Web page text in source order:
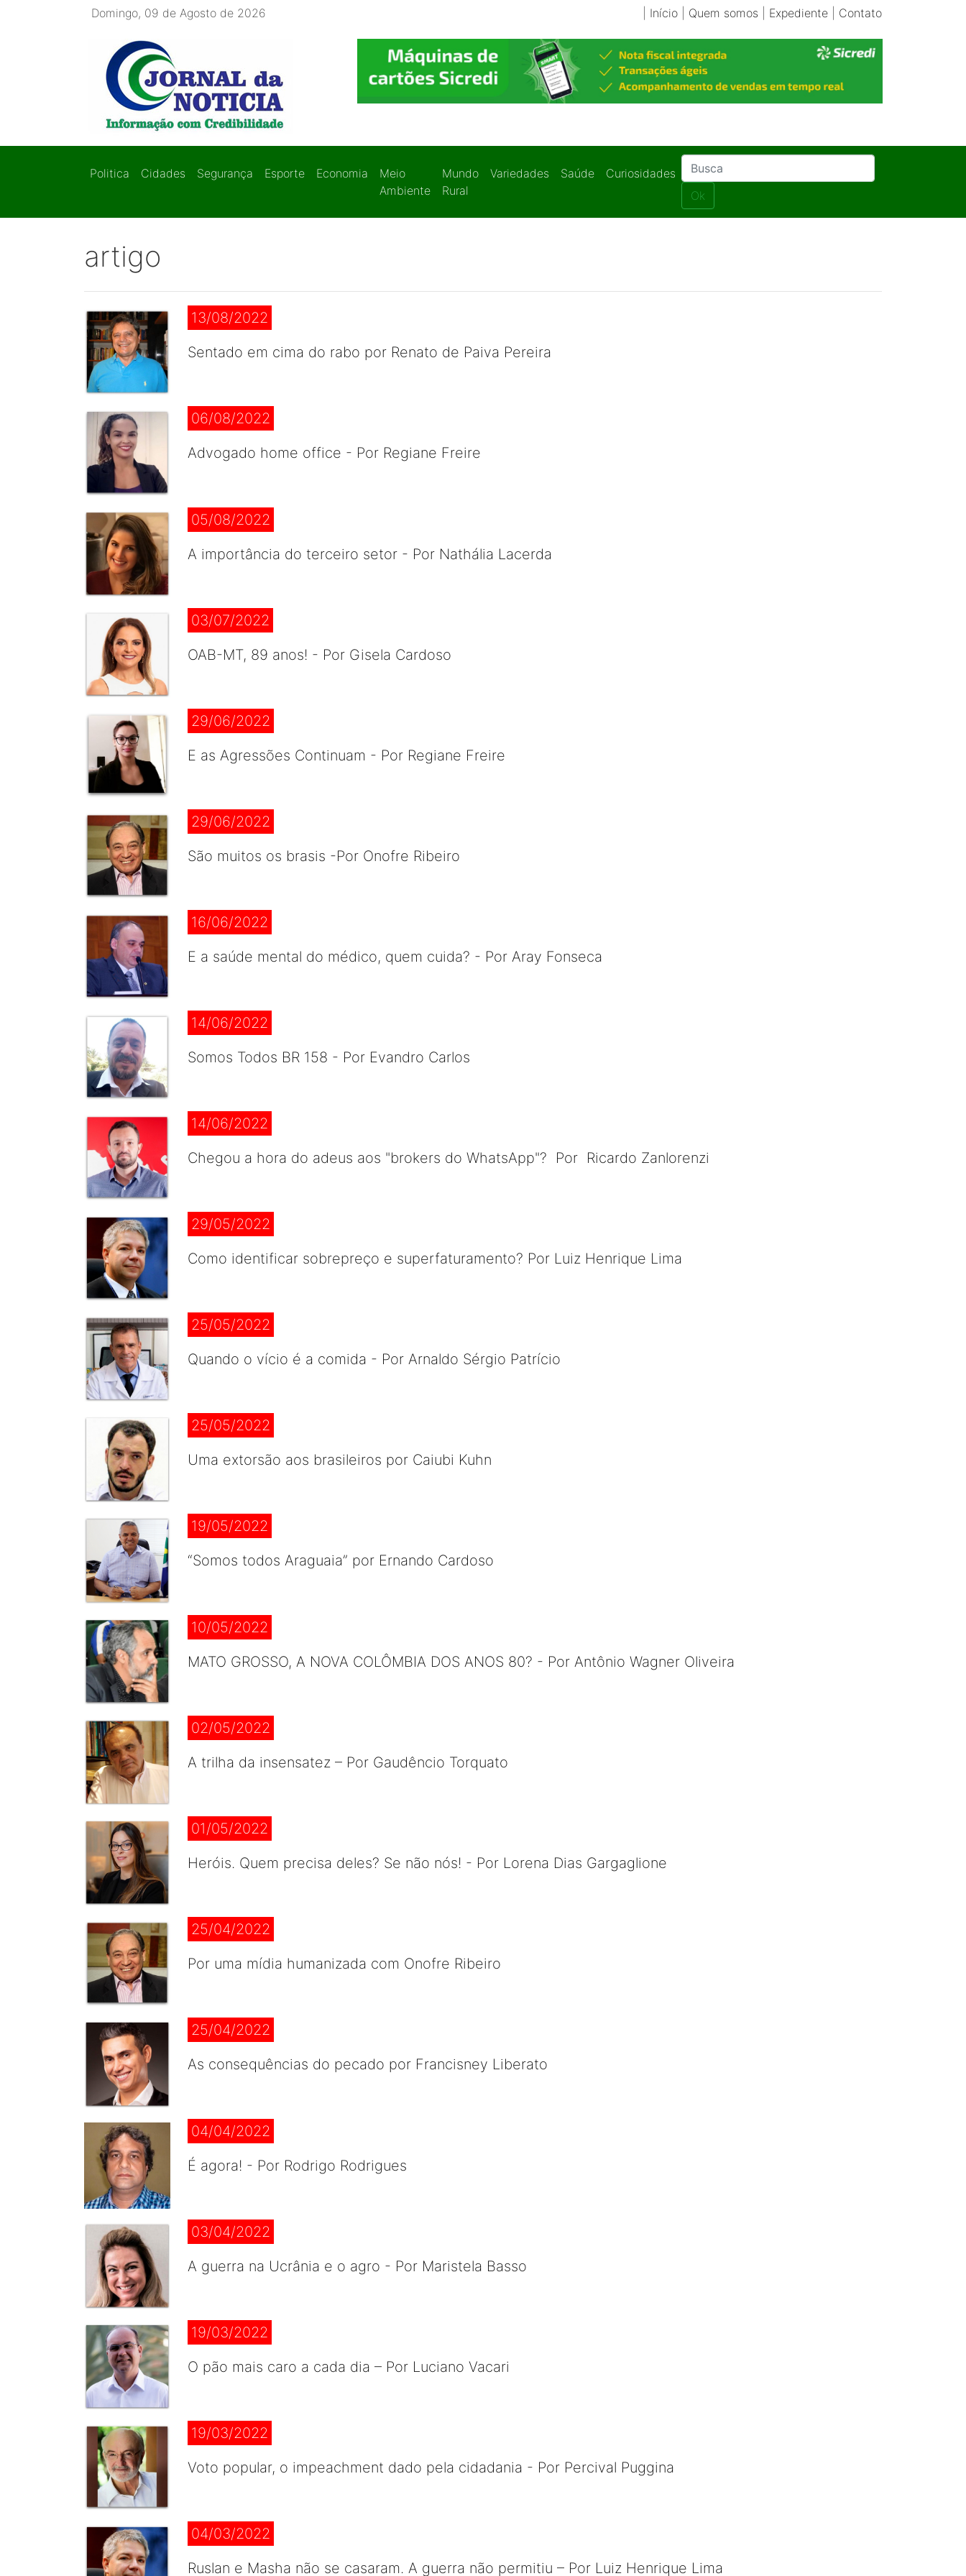
Domingo, 09 de Agosto de 2026 Início| Quem somos Expediente| Contato
Politica Cidades Segurança Esporte Economia
Meio
Ambiente
Mundo
Rural
Variedades Saúde
Curiosidades
Ok
artigo
13/08/2022
Sentado em cima do rabo por Renato de Paiva Pereira
06/08/2022
Advogado home office - Por Regiane Freire
05/08/2022
A importância do terceiro setor - Por Nathália Lacerda
03/07/2022
OAB-MT, 89 anos! - Por Gisela Cardoso
29/06/2022
E as Agressões Continuam - Por Regiane Freire
29/06/2022
São muitos os brasis -Por Onofre Ribeiro
16/06/2022
E a saúde mental do médico, quem cuida? - Por Aray Fonseca
14/06/2022
Somos Todos BR 158 - Por Evandro Carlos
14/06/2022
Chegou a hora do adeus aos "brokers do WhatsApp"? Por Ricardo Zanlorenzi
29/05/2022
Como identificar sobrepreço e superfaturamento? Por Luiz Henrique Lima
25/05/2022
Quando o vício é a comida - Por Arnaldo Sérgio Patrício
25/05/2022
Uma extorsão aos brasileiros por Caiubi Kuhn
19/05/2022
“Somos todos Araguaia” por Ernando Cardoso
10/05/2022
MATO GROSSO, A NOVA COLÔMBIA DOS ANOS 80? - Por Antônio Wagner Oliveira
02/05/2022
A trilha da insensatez – Por Gaudêncio Torquato
01/05/2022
Heróis. Quem precisa deles? Se não nós! - Por Lorena Dias Gargaglione
25/04/2022
Por uma mídia humanizada com Onofre Ribeiro
25/04/2022
As consequências do pecado por Francisney Liberato
04/04/2022
É agora! - Por Rodrigo Rodrigues
03/04/2022
A guerra na Ucrânia e o agro - Por Maristela Basso
19/03/2022
O pão mais caro a cada dia – Por Luciano Vacari
19/03/2022
Voto popular, o impeachment dado pela cidadania - Por Percival Puggina
04/03/2022
Ruslan e Masha não se casaram. A guerra não permitiu – Por Luiz Henrique Lima